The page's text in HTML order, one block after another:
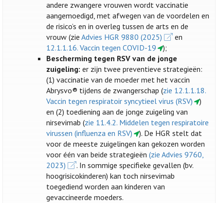
andere zwangere vrouwen wordt vaccinatie
aangemoedigd, met afwegen van de voordelen en
de risico’s en in overleg tussen de arts en de
vrouw (zie Advies HGR 9880 (2025)
en
12.1.1.16. Vaccin tegen COVID-19
);
Bescherming tegen RSV van de jonge
zuigeling: er zijn twee preventieve strategieën:
(1) vaccinatie van de moeder met het vaccin
Abrysvo® tijdens de zwangerschap (zie 12.1.1.18.
Vaccin tegen respiratoir syncytieel virus (RSV)
)
en (2) toediening aan de jonge zuigeling van
nirsevimab (zie 11.4.2. Middelen tegen respiratoire
virussen (influenza en RSV)
). De HGR stelt dat
voor de meeste zuigelingen kan gekozen worden
voor één van beide strategieën (zie Advies 9760,
2023)
. In sommige specifieke gevallen (bv.
hoogrisicokinderen) kan toch nirsevimab
toegediend worden aan kinderen van
gevaccineerde moeders.